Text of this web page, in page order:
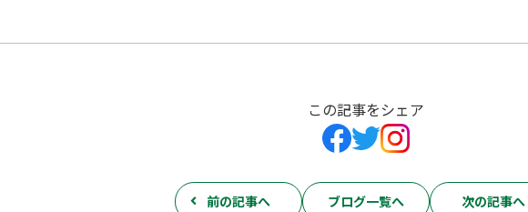
この記事をシェア
前の記事へ ブログ一覧へ 次の記事へ